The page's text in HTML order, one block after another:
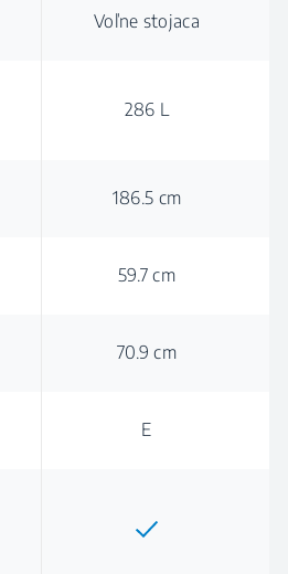
Voľne stojaca
286 L
186.5 cm
59.7 cm
70.9 cm
E